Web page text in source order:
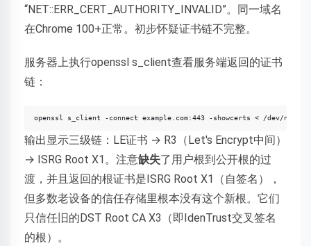
“NET::ERR_CERT_AUTHORITY_INVALID”。同一域名
在Chrome 100+正常。初步怀疑证书链不完整。
服务器上执行openssl s_client查看服务端返回的证书
链：
openssl s_client -connect example.com:443 -showcerts < /dev/null
输出显示三级链：LE证书 → R3（Let's Encrypt中间）
→ ISRG Root X1。注意缺失了用户根到公开根的过
渡，并且返回的根证书是ISRG Root X1（自签名），
但多数老设备的信任存储里根本没有这个新根。它们
只信任旧的DST Root CA X3（即IdenTrust交叉签名
的根）。